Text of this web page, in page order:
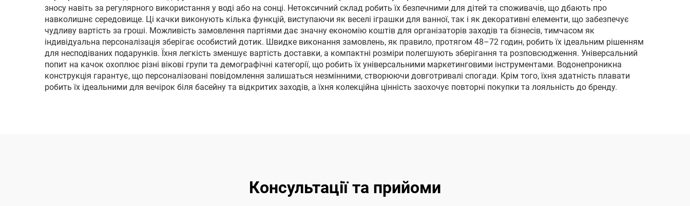
зносу навіть за регулярного використання у воді або на сонці. Нетоксичний склад робить їх безпечними для дітей та споживачів, що дбають про
навколишнє середовище. Ці качки виконують кілька функцій, виступаючи як веселі іграшки для ванної, так і як декоративні елементи, що забезпечує
чудливу вартість за гроші. Можливість замовлення партіями дає значну економію коштів для організаторів заходів та бізнесів, тимчасом як
індивідуальна персоналізація зберігає особистий дотик. Швидке виконання замовлень, як правило, протягом 48–72 годин, робить їх ідеальним рішенням
для несподіваних подарунків. Їхня легкість зменшує вартість доставки, а компактні розміри полегшують зберігання та розповсюдження. Універсальний
попит на качок охоплює різні вікові групи та демографічні категорії, що робить їх універсальними маркетинговими інструментами. Водонепроникна
конструкція гарантує, що персоналізовані повідомлення залишаться незмінними, створюючи довготривалі спогади. Крім того, їхня здатність плавати
робить їх ідеальними для вечірок біля басейну та відкритих заходів, а їхня колекційна цінність заохочує повторні покупки та лояльність до бренду.
Консультації та прийоми